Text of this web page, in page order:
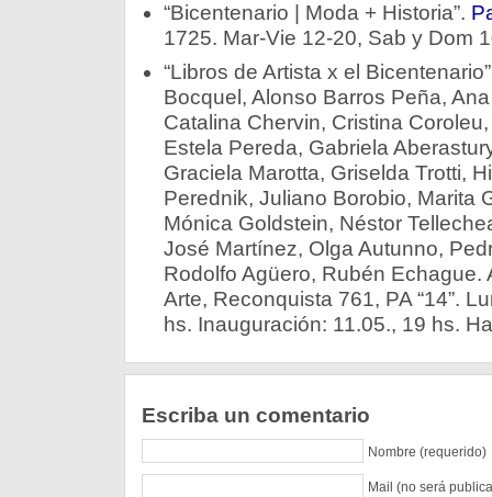
“Bicentenario | Moda + Historia”.
1725. Mar-Vie 12-20, Sab y Dom
“Libros de Artista x el
Bocquel, Alonso Barros Peña,
Catalina Chervin, Cristina
Estela Pereda, Gabriela
Graciela Marotta, Griselda Trotti,
Perednik, Juliano Borobio, Marita
Mónica Goldstein, Néstor
José Martínez, Olga Autunno,
Rodolfo Agüero, Rubén Echague.
Arte, Reconquista 761, PA “14”.
hs. Inauguración: 11.05., 19 hs.
Escriba un comentario
Nombre (requerido)
Mail (no será